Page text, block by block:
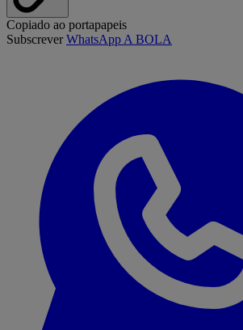
Copiado ao portapapeis
SubscreverWhatsApp A BOLA